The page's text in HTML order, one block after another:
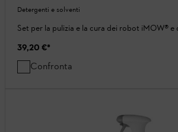
Detergenti e solventi
Set per la pulizia e la cura dei robot iMOW® e
39,20 €*
Confronta